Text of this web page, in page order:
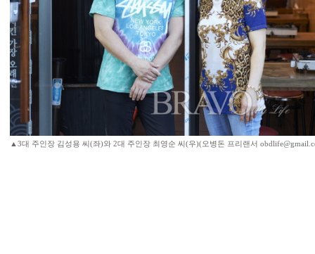
▲3대 주인장 김성용 씨(좌)와 2대 주인장 최영순 씨(우)(오병돈 프리랜서